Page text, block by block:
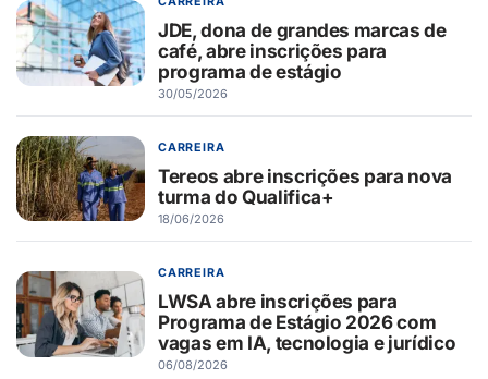
JDE, dona de grandes marcas de
café, abre inscrições para
programa de estágio
30/05/2026
CARREIRA
Tereos abre inscrições para nova
turma do Qualifica+
18/06/2026
CARREIRA
LWSA abre inscrições para
Programa de Estágio 2026 com
vagas em IA, tecnologia e jurídico
06/08/2026